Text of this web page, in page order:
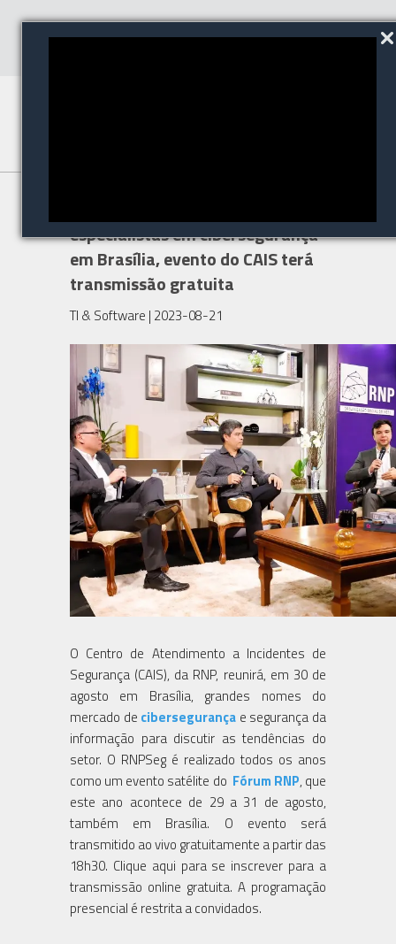
especialistas em cibersegurança
em Brasília, evento do CAIS terá
transmissão gratuita
TI & Software | 2023-08-21
O Centro de Atendimento a Incidentes de
Segurança (CAIS), da RNP, reunirá, em 30 de
agosto em Brasília, grandes nomes do
mercado de cibersegurança e segurança da
informação para discutir as tendências do
setor. O RNPSeg é realizado todos os anos
como um evento satélite do Fórum RNP, que
este ano acontece de 29 a 31 de agosto,
também em Brasília. O evento será
transmitido ao vivo gratuitamente a partir das
18h30. Clique aqui para se inscrever para a
transmissão online gratuita. A programação
presencial é restrita a convidados.